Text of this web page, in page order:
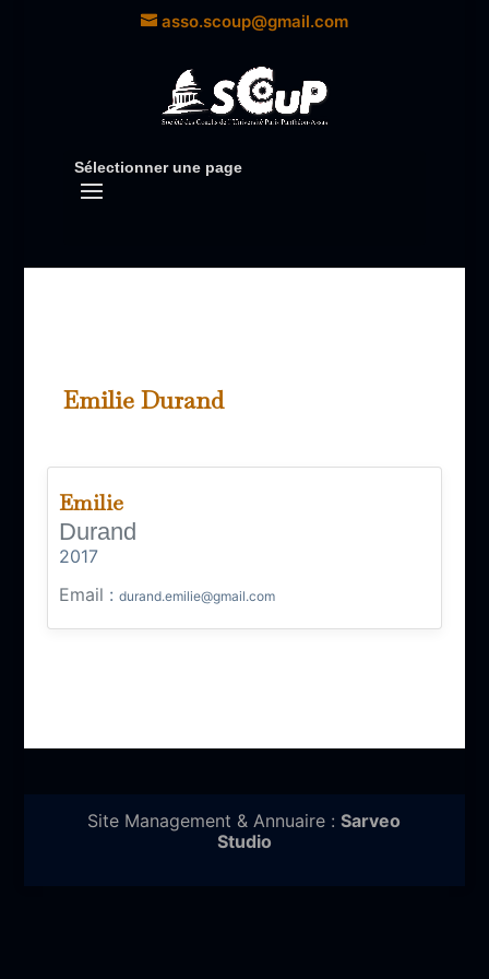
asso.scoup@gmail.com
Sélectionner une page
Emilie Durand
Emilie
Durand
2017
Email : durand.emilie@gmail.com
Site Management & Annuaire :Sarveo
Studio